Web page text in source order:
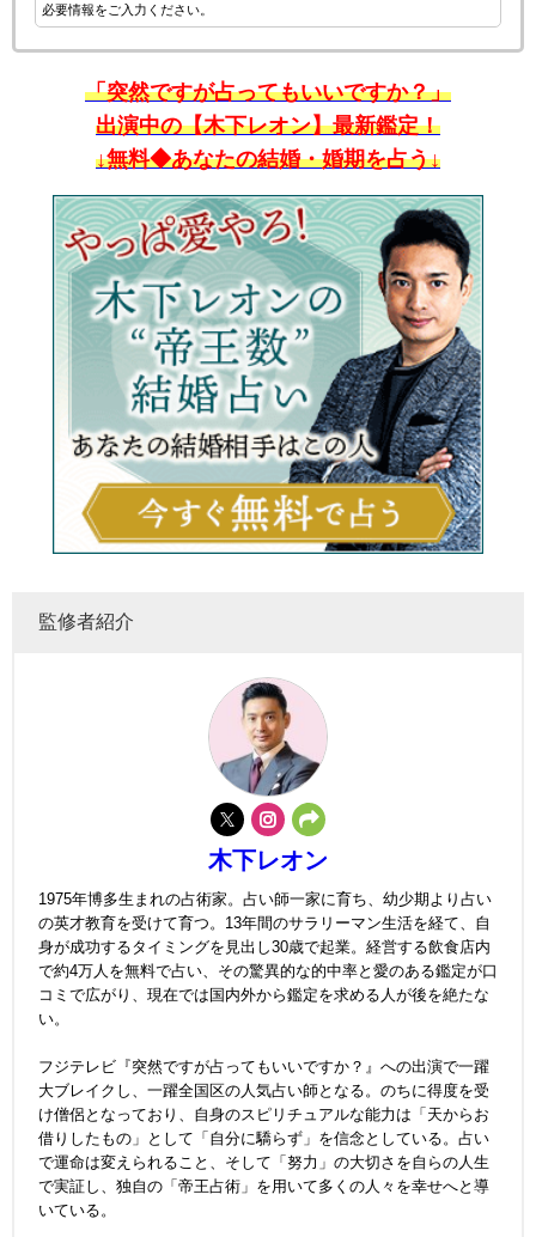
必要情報をご入力ください。
「突然ですが占ってもいいですか？」
出演中の【木下レオン】最新鑑定！
↓無料◆あなたの結婚・婚期を占う↓
監修者紹介
木下レオン
1975年博多生まれの占術家。占い師一家に育ち、幼少期より占い
の英才教育を受けて育つ。13年間のサラリーマン生活を経て、自
身が成功するタイミングを見出し30歳で起業。経営する飲食店内
で約4万人を無料で占い、その驚異的な的中率と愛のある鑑定が口
コミで広がり、現在では国内外から鑑定を求める人が後を絶たな
い。
フジテレビ『突然ですが占ってもいいですか？』への出演で一躍
大ブレイクし、一躍全国区の人気占い師となる。のちに得度を受
け僧侶となっており、自身のスピリチュアルな能力は「天からお
借りしたもの」として「自分に驕らず」を信念としている。占い
で運命は変えられること、そして「努力」の大切さを自らの人生
で実証し、独自の「帝王占術」を用いて多くの人々を幸せへと導
いている。